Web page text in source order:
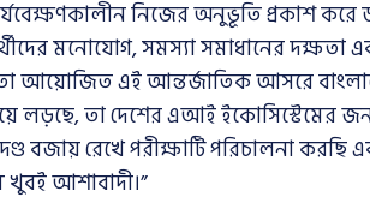
নিজের অনুভূতি প্রকাশ
মনোযোগ, সমস্যা সমাধানের দক্ষতা
আয়োজিত এই আন্তর্জাতিক আসরে
লড়ছে, তা দেশের এআই ইকোসিস্টেমের
রেখে পরীক্ষাটি পরিচালনা করছি
আশাবাদী।”